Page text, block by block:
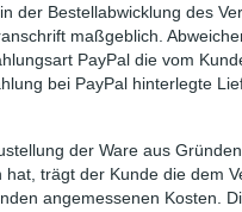
der Bestellabwicklung des
maßgeblich.
PayPal die vom
bei PayPal hinterlegte
der Ware aus
hat, trägt der Kunde die dem
angemessenen Kosten.